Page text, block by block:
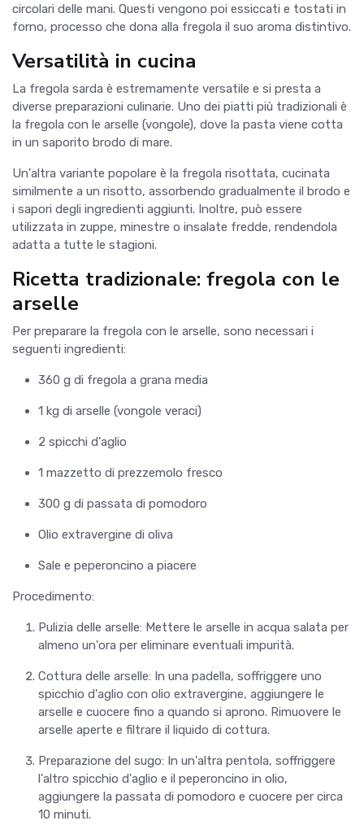
circolari delle mani. Questi vengono poi essiccati e tostati in
forno, processo che dona alla fregola il suo aroma distintivo.
Versatilità in cucina
La fregola sarda è estremamente versatile e si presta a
diverse preparazioni culinarie. Uno dei piatti più tradizionali è
la fregola con le arselle (vongole), dove la pasta viene cotta
in un saporito brodo di mare.
Un'altra variante popolare è la fregola risottata, cucinata
similmente a un risotto, assorbendo gradualmente il brodo e
i sapori degli ingredienti aggiunti. Inoltre, può essere
utilizzata in zuppe, minestre o insalate fredde, rendendola
adatta a tutte le stagioni.
Ricetta tradizionale: fregola con le
arselle
Per preparare la fregola con le arselle, sono necessari i
seguenti ingredienti:
360 g di fregola a grana media
1 kg di arselle (vongole veraci)
2 spicchi d'aglio
1 mazzetto di prezzemolo fresco
300 g di passata di pomodoro
Olio extravergine di oliva
Sale e peperoncino a piacere
Procedimento:
Pulizia delle arselle: Mettere le arselle in acqua salata per
almeno un'ora per eliminare eventuali impurità.
Cottura delle arselle: In una padella, soffriggere uno
spicchio d'aglio con olio extravergine, aggiungere le
arselle e cuocere fino a quando si aprono. Rimuovere le
arselle aperte e filtrare il liquido di cottura.
Preparazione del sugo: In un'altra pentola, soffriggere
l'altro spicchio d'aglio e il peperoncino in olio,
aggiungere la passata di pomodoro e cuocere per circa
10 minuti.